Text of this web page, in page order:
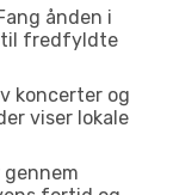
ånden i
til fredfyldte
koncerter og
viser lokale